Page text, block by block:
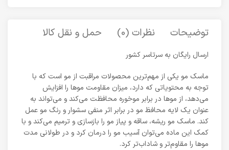
توضیحات نظرات (0) حمل و نقل کالا
ارسال رایگان به سرتاسر کشور
ماسک مو یکی از مهم‌ترین محصولات مراقبت از مو است که با
توجه به محتویاتی که دارد، میزان مقاومت موها را افزایش
می‌دهد، از موها در برابر موخوره محافظت می‌کند و می‌تواند به
عنوان یک لایه محافظ مو در برابر اثر منفی سشوار و رنگ مو عمل
کند. ماسک مو ریشه، ساقه و پیاز مو را بازسازی و ترمیم می‌کند و با
کمک این ماده می‌توان آسیب مو را درمان کرد و در طولانی مدت
موها را مقاوم‌تر و شاداب‌تر کرد.